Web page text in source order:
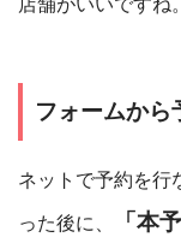
店舗がいいですね。
フォームから
ネットで予約を行
った後に、 「本